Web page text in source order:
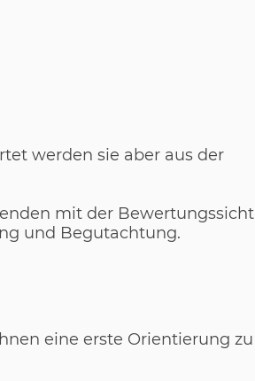
werden sie aber aus der
mit der Bewertungssicht
und Begutachtung.
eine erste Orientierung zu